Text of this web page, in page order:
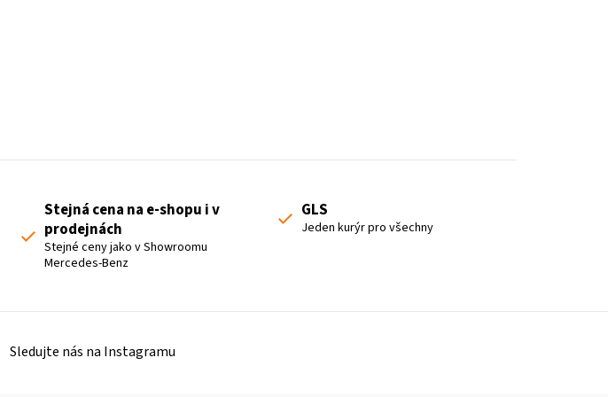
a
p
r
Stejná cena na e-shopu i v
prodejnách
Stejné ceny jako v Showroomu
Mercedes-Benz
GLS
Jeden kurýr pro všechny
Sledujte nás na Instagramu